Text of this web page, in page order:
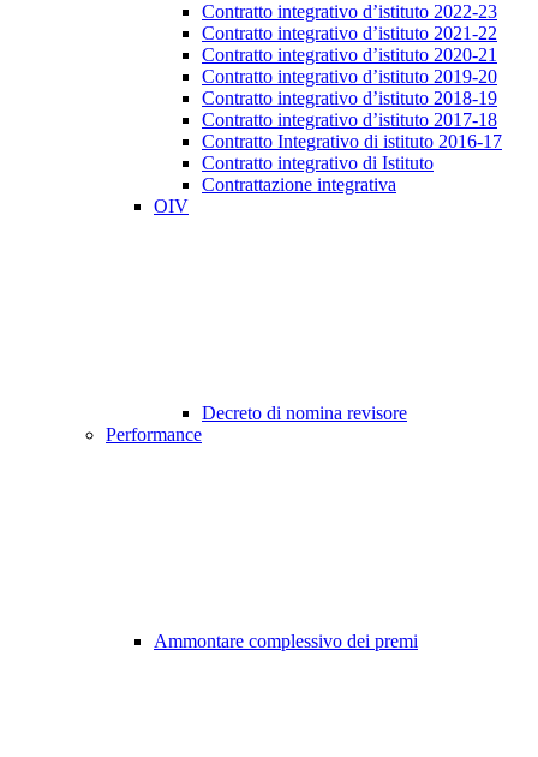
Contratto integrativo d’istituto 2022-23
Contratto integrativo d’istituto 2021-22
Contratto integrativo d’istituto 2020-21
Contratto integrativo d’istituto 2019-20
Contratto integrativo d’istituto 2018-19
Contratto integrativo d’istituto 2017-18
Contratto Integrativo di istituto 2016-17
Contratto integrativo di Istituto
Contrattazione integrativa
OIV
Decreto di nomina revisore
Performance
Ammontare complessivo dei premi